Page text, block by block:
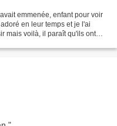
emmenée, enfant pour voir
en leur temps et je l'ai
mais voilà, il paraît qu'ils ont